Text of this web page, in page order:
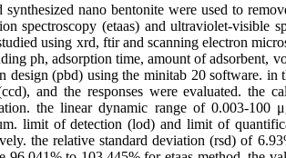
nano bentonite were used to
spectroscopy (etaas) and ultraviolet-visible
using xrd, ftir and scanning electron
ph, adsorption time, amount of adsorbent,
design (pbd) using the minitab 20 software.
and the responses were evaluated. the
the linear dynamic range of 0.003-100
limit of detection (lod) and limit of
the relative standard deviation (rsd) of